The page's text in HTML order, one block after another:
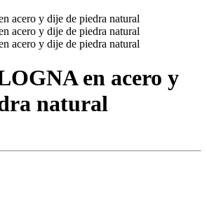
en acero y
natural